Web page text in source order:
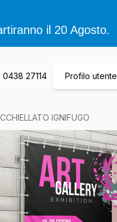
il 20 Agosto.
27114 Profilo utente
IGNIFUGO